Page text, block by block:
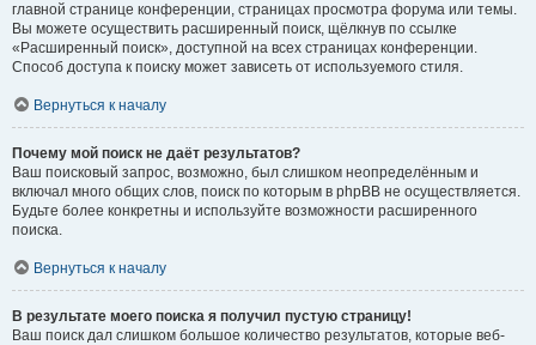
главной странице конференции, страницах просмотра форума или темы.
Вы можете осуществить расширенный поиск, щёлкнув по ссылке
«Расширенный поиск», доступной на всех страницах конференции.
Способ доступа к поиску может зависеть от используемого стиля.
Вернуться к началу
Почему мой поиск не даёт результатов?
Ваш поисковый запрос, возможно, был слишком неопределённым и
включал много общих слов, поиск по которым в phpBB не осуществляется.
Будьте более конкретны и используйте возможности расширенного
поиска.
Вернуться к началу
В результате моего поиска я получил пустую страницу!
Ваш поиск дал слишком большое количество результатов, которые веб-